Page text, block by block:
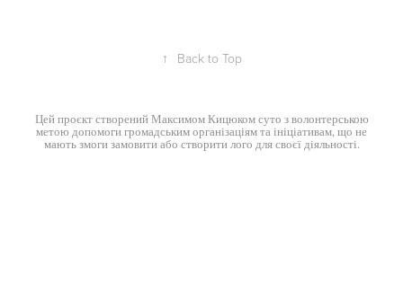
↑ Back to Top
Цей проєкт створенийМаксимом Кицюкомсуто з волонтерською
метою допомоги громадським організаціям та ініціативам, що не
мають змоги замовити або створити лого для своєї діяльності.